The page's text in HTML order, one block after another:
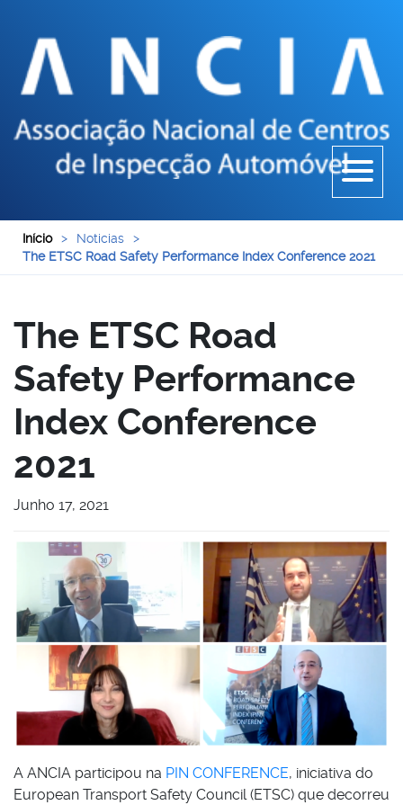
Início > Noticias
>
The ETSC Road Safety Performance Index Conference 2021
The ETSC Road
Safety Performance
Index Conference
2021
Junho 17, 2021
A ANCIA participou na PIN CONFERENCE, iniciativa do
European Transport Safety Council (ETSC) que decorreu